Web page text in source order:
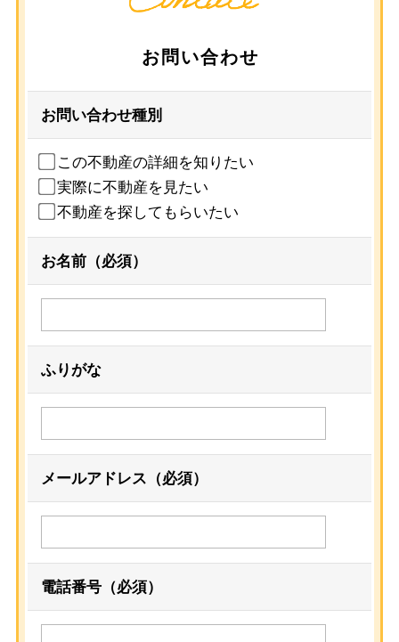
お問い合わせ
お問い合わせ種別
この不動産の詳細を知りたい
実際に不動産を見たい
不動産を探してもらいたい
お名前（必須）
ふりがな
メールアドレス（必須）
電話番号（必須）